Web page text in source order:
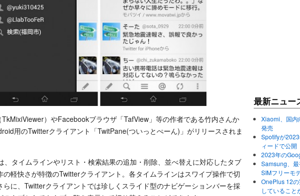
）やFacebookブラウザ「TafView」等の作者である竹内さんか
用のTwitterクライアント「TwitPane(ついっとぺーん)」がリリースされま
、タイムラインやリスト・検索結果の追加・削除、並べ替えに対応したタブ
の軽快さが特徴のTwitterクライアント。各タイムラインはスワイプ操作で切
らに、Twitterクライアントでは珍しくスライド型のナビゲーションバーを採
最新ニュー
Xiaomi、国内
発売
Spotifyが
ィードで公開
2023年の
Samsung、
SIMフリーモ
OnePlus 12
していること